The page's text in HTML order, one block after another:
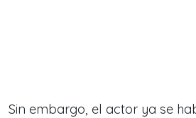
Sin embargo, el actor ya se